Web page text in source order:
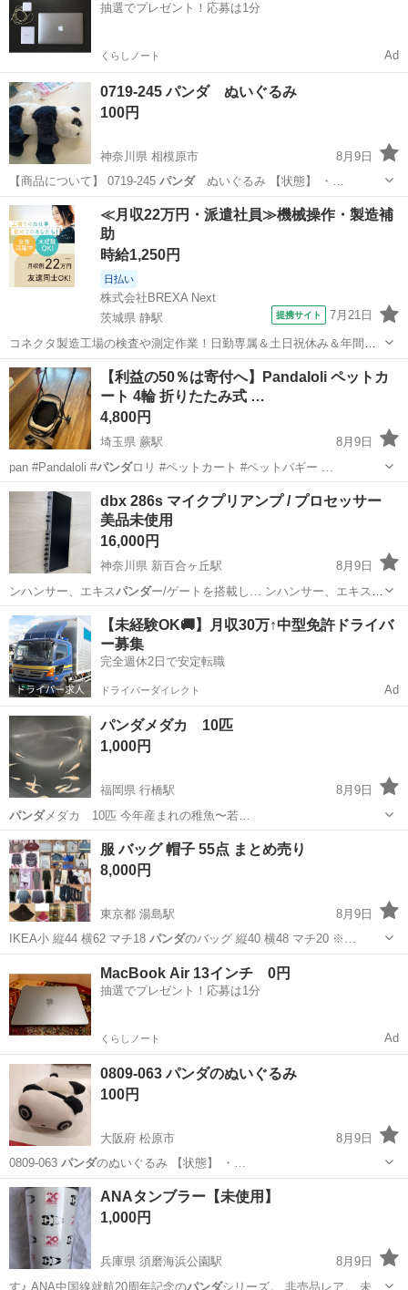
抽選でプレゼント！応募は1分
くらしノート Ad
0719-245 パンダ ぬいぐるみ
100円
神奈川県 相模原市
8月9日
【商品について】 0719-245 パンダ ぬいぐるみ 【状態】 ・…
神奈川 相模原市 おもちゃ パンダ
≪月収22万円・派遣社員≫機械操作・製造補
助
時給1,250円
日払い
株式会社BREXA Next
茨城県 静駅
提携サイト 7月21日
コネクタ製造工場の検査や測定作業！日勤専属＆土日祝休み＆年間休
日128日★クリーンルーム内作業★マイカー通勤OK＆無料駐車場あり
★就業先食堂利用可！日払い制度あり！《茨城県常陸大宮市》 人気の
工場のお仕事 ◇コネクタ製造工...
茨城 常陸大宮市 その他
【利益の50％は寄付へ】Pandaloli ペットカ
ート 4輪 折りたたみ式 …
4,800円
埼玉県 蕨駅
8月9日
pan #Pandaloli #パンダロリ #ペットカート #ペットバギー …
埼玉 川口市 その他
dbx 286s マイクプリアンプ / プロセッサー
美品未使用
16,000円
神奈川県 新百合ヶ丘駅
8月9日
ンハンサー、エキスパンダー/ゲートを搭載し… ンハンサー、エキス
ンダー/ゲート - 筐…
神奈川 川崎市 新百合ヶ丘駅 エフェクター、PA機器
dbx
【未経験OK🚚】月収30万↑中型免許ドライバ
ー募集
完全週休2日で安定転職
ドライバーダイレクト Ad
パンダメダカ 10匹
1,000円
福岡県 行橋駅
8月9日
パンダ
メダカ 10匹 今年産まれの稚魚〜若…
福岡 行橋市 行橋駅 その他 パンダ
服 バッグ 帽子 55点 まとめ売り
8,000円
東京都 湯島駅
8月9日
IKEA小 縦44 横62 マチ18 パンダのバッグ 縦40 横48 マチ20 ※…
靴/バッグ
MacBook Air 13インチ 0円
抽選でプレゼント！応募は1分
くらしノート Ad
0809-063 パンダのぬいぐるみ
100円
大阪府 松原市
8月9日
0809-063 パンダ のぬいぐるみ 【状態】 ・…
大阪 松原市 おもちゃ パンダ
ANAタンブラー【未使用】
1,000円
兵庫県 須磨海浜公園駅
8月9日
す♪ ANA中国線就航20周年記念のパンダシリーズ。 非売品レア。 未使